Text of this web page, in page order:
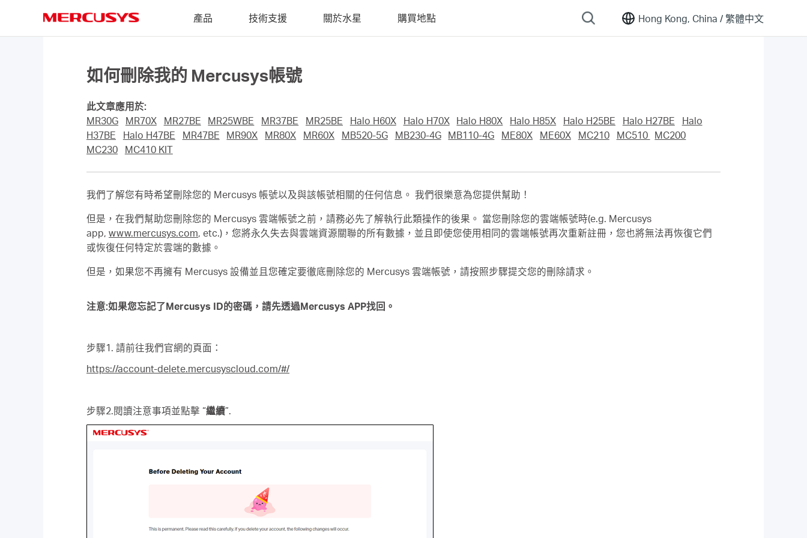
Hong Kong, China /繁體中文
產品 技術支援 關於水星 購買地點
如何刪除我的 Mercusys帳號
此文章應用於:
MR30G
MR70X MR27BE MR25WBE MR37BE MR25BE Halo H60X Halo H70X Halo H80X Halo H85X Halo H25BE Halo H27BE
Halo
H37BE
Halo H47BE MR47BE MR90X MR80X MR60X MB520-5G MB230-4G MB110-4G ME80X ME60X MC210 MC510 MC200
MC230
MC410 KIT
我們了解您有時希望刪除您的 Mercusys 帳號以及與該帳號相關的任何信息。 我們很樂意為您提供幫助！
但是，在我們幫助您刪除您的 Mercusys 雲端帳號之前，請務必先了解執行此類操作的後果。 當您刪除您的雲端帳號時(e.g. Mercusys
app, www.mercusys.com, etc.)，您將永久失去與雲端資源關聯的所有數據，並且即使您使用相同的雲端帳號再次重新註冊，您也將無法再恢復它們
或恢復任何特定於雲端的數據。
但是，如果您不再擁有 Mercusys 設備並且您確定要徹底刪除您的 Mercusys 雲端帳號，請按照步驟提交您的刪除請求。
注意:如果您忘記了Mercusys ID的密碼，請先透過Mercusys APP找回。
步驟1. 請前往我們官網的頁面：
https://account-delete.mercusyscloud.com/#/
步驟2.閱讀注意事項並點擊 “繼續”.